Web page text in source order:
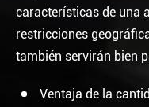
características de una
restricciones
también servirán bien
Ventaja de la